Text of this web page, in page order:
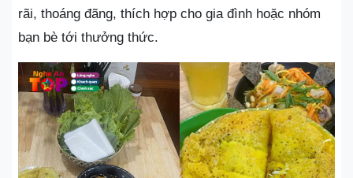
rãi, thoáng đãng, thích hợp cho gia đình hoặc nhóm
bạn bè tới thưởng thức.